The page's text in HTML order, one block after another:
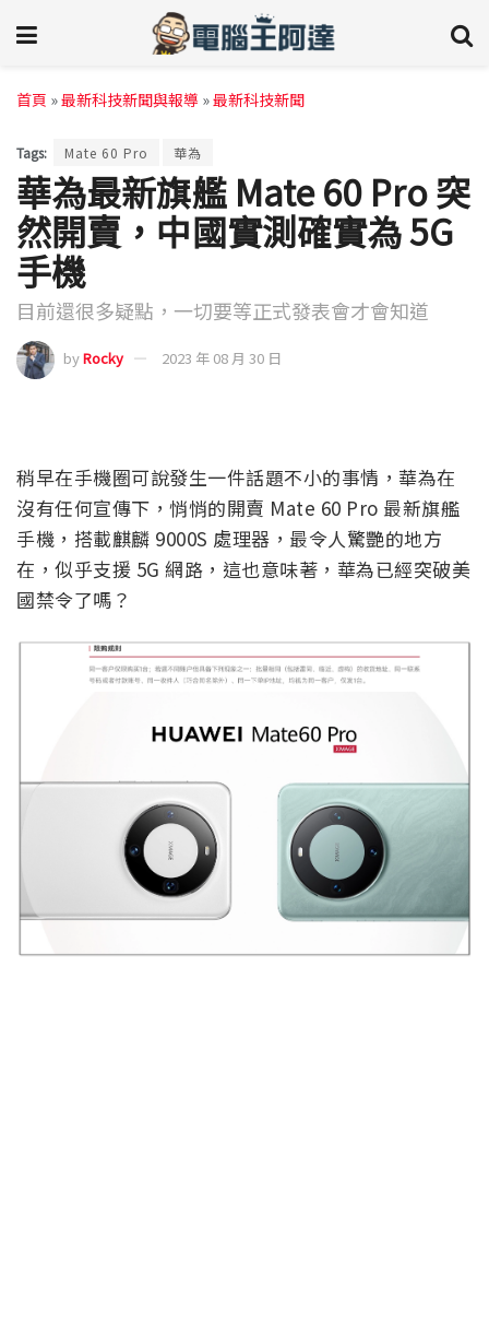
首頁 »最新科技新聞與報導 »最新科技新聞
Tags: Mate 60 Pro 華為
華為最新旗艦 Mate 60 Pro 突
然開賣，中國實測確實為 5G
手機
目前還很多疑點，一切要等正式發表會才會知道
byRocky 2023 年 08 月 30 日
稍早在手機圈可說發生一件話題不小的事情，華為在
沒有任何宣傳下，悄悄的開賣 Mate 60 Pro 最新旗艦
手機，搭載麒麟 9000S 處理器，最令人驚艷的地方
在，似乎支援 5G 網路，這也意味著，華為已經突破美
國禁令了嗎？